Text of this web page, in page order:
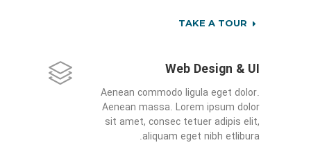
TAKE A TOUR
Web Design & UI
Aenean commodo ligula eget dolor.
Aenean massa. Lorem ipsum dolor
sit amet, consec tetuer adipis elit,
aliquam eget nibh etlibura.